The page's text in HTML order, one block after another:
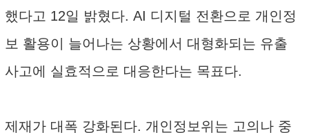
했다고 12일 밝혔다. AI 디지털 전환으로 개인정
보 활용이 늘어나는 상황에서 대형화되는 유출
사고에 실효적으로 대응한다는 목표다.
제재가 대폭 강화된다. 개인정보위는 고의나 중